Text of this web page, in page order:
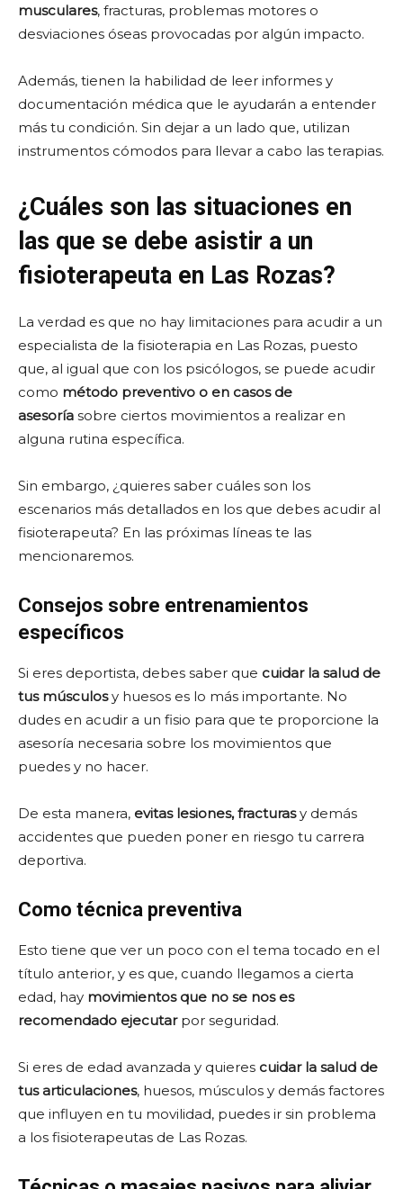
musculares, fracturas, problemas motores o
desviaciones óseas provocadas por algún impacto.
Además, tienen la habilidad de leer informes y
documentación médica que le ayudarán a entender
más tu condición. Sin dejar a un lado que, utilizan
instrumentos cómodos para llevar a cabo las terapias.
¿Cuáles son las situaciones en
las que se debe asistir a un
fisioterapeuta en Las Rozas?
La verdad es que no hay limitaciones para acudir a un
especialista de la fisioterapia en Las Rozas, puesto
que, al igual que con los psicólogos, se puede acudir
como método preventivo o en casos de
asesoría sobre ciertos movimientos a realizar en
alguna rutina específica.
Sin embargo, ¿quieres saber cuáles son los
escenarios más detallados en los que debes acudir al
fisioterapeuta? En las próximas líneas te las
mencionaremos.
Consejos sobre entrenamientos
específicos
Si eres deportista, debes saber que cuidar la salud de
tus músculosy huesos es lo más importante. No
dudes en acudir a un fisio para que te proporcione la
asesoría necesaria sobre los movimientos que
puedes y no hacer.
De esta manera, evitas lesiones, fracturasy demás
accidentes que pueden poner en riesgo tu carrera
deportiva.
Como técnica preventiva
Esto tiene que ver un poco con el tema tocado en el
título anterior, y es que, cuando llegamos a cierta
edad, hay movimientos que no se nos es
recomendado ejecutarpor seguridad.
Si eres de edad avanzada y quieres cuidar la salud de
tus articulaciones, huesos, músculos y demás factores
que influyen en tu movilidad, puedes ir sin problema
a los fisioterapeutas de Las Rozas.